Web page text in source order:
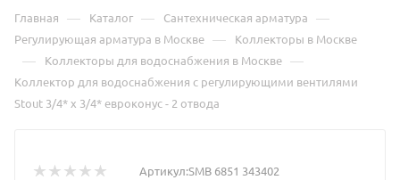
Главная — Каталог — Сантехническая арматура —
Регулирующая арматура в Москве — Коллекторы в Москве
— Коллекторы для водоснабжения в Москве —
Коллектор для водоснабжения с регулирующими вентилями
Stout 3/4* х 3/4* евроконус - 2 отвода
Артикул:SMB 6851 343402